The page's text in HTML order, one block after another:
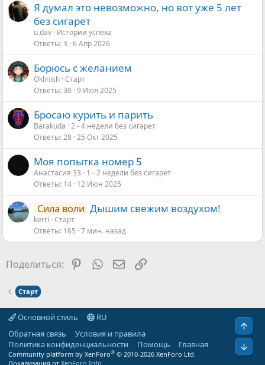
Я думал это невозможно, но вот уже 5 лет
без сигарет
u.dav Истории успеха
Ответы 3 6 Апр 2026
Борюсь с желанием
Oklinish Старт
Ответы 30 9 Июл 2025
Бросаю курить и парить
Barakuda 2 - 4 недели без сигарет
Ответы 28 25 Окт 2025
Моя попытка номер 5
Анастасия 33
1 - 2 недели без сигарет
Ответы 14 12 Июн 2025
Сила воли Дышим свежим воздухом!
kerri Старт
Ответы 165 7 мин. назад
Поделиться: Pinterest
WhatsAppЭлектронная почта
Ссылка
Старт
Основной стиль
RU
Обратная связь
Условия и правила
Политика конфиденциальности
Помощь Главная
Community platform by XenForo® © 2010-2026 XenForo Ltd.
Локализация от XenForo.Info